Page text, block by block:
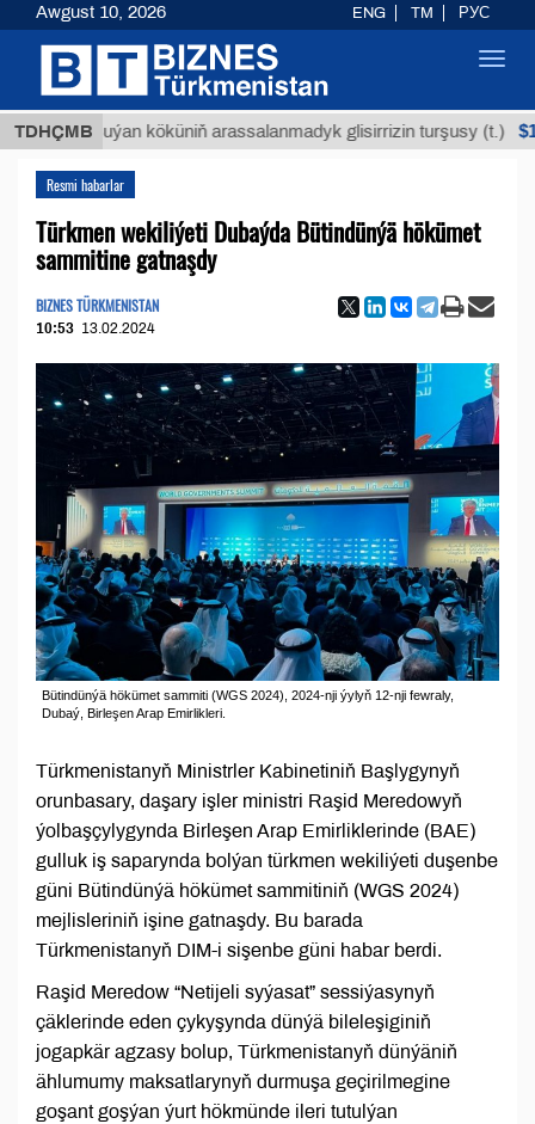
TDHÇMB
Buýan köküniň arassalanmadyk glisirrizin turşusy (t.)
Resmi habarlar
Türkmen wekiliýeti Dubaýda Bütindünýä hökümet
sammitine gatnaşdy
BIZNES TÜRKMENISTAN
10:53 13.02.2024
Bütindünýä hökümet sammiti (WGS 2024), 2024-nji ýylyň 12-nji fewraly,
Dubaý, Birleşen Arap Emirlikleri.
Türkmenistanyň Ministrler Kabinetiniň Başlygynyň
orunbasary, daşary işler ministri Raşid Meredowyň
ýolbaşçylygynda Birleşen Arap Emirliklerinde (BAE)
gulluk iş saparynda bolýan türkmen wekiliýeti duşenbe
güni Bütindünýä hökümet sammitiniň (WGS 2024)
mejlisleriniň işine gatnaşdy. Bu barada
Türkmenistanyň DIM-i sişenbe güni habar berdi.
Raşid Meredow “Netijeli syýasat” sessiýasynyň
çäklerinde eden çykyşynda dünýä bileleşiginiň
jogapkär agzasy bolup, Türkmenistanyň dünýäniň
ählumumy maksatlarynyň durmuşa geçirilmegine
goşant goşýan ýurt hökmünde ileri tutulýan
Awgust 10, 2026 ENG TM РУС